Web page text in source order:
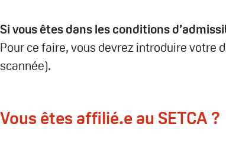
Si vous êtes dans les conditions
Pour ce faire, vous devrez introduire votre
scannée).
Vous êtes affilié.e au SETCA ?